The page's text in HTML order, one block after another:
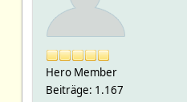
Hero Member
Beiträge: 1.167